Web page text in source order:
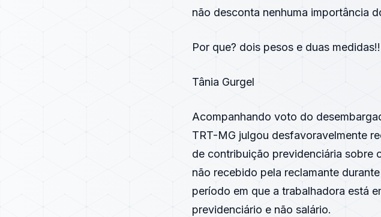
não desconta nenhuma importância
Por que? dois pesos e duas
Tânia Gurgel
Acompanhando voto do
TRT-MG julgou desfavoravelmente
de contribuição previdenciária sobre
não recebido pela reclamante
período em que a trabalhadora está
previdenciário e não salário.